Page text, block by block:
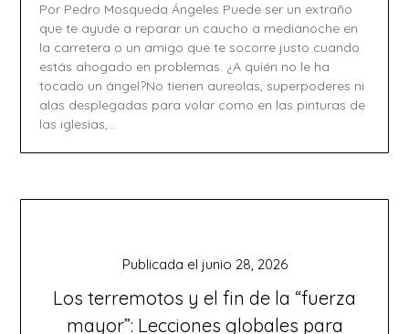
Por Pedro Mosqueda Ángeles Puede ser un extraño
que te ayude a reparar un caucho a medianoche en
la carretera o un amigo que te socorre justo cuando
estás ahogado en problemas. ¿A quién no le ha
tocado un ángel?No tienen aureolas, superpoderes ni
alas desplegadas para volar como en las pinturas de
las iglesias,…
Los terremotos y el fin de la “fuerza
mayor”: Lecciones globales para
Publicada el junio 28, 2026